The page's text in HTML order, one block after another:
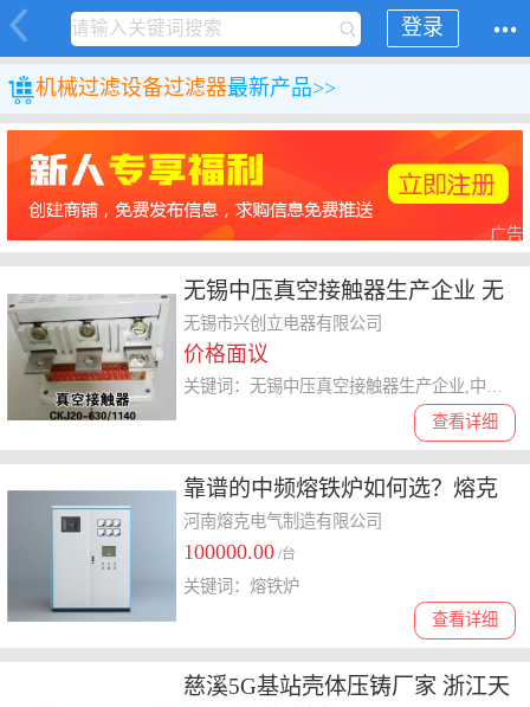
登录
机械过滤设备过滤器最新产品>>
广告
无锡中压真空接触器生产企业 无
锡兴创立电器供应
无锡市兴创立电器有限公司
价格面议
查看详细
靠谱的中频熔铁炉如何选？熔克
电气为你揭秘
河南熔克电气制造有限公司
100000.00 /台
查看详细
关键词：熔铁炉
慈溪5G基站壳体压铸厂家 浙江天